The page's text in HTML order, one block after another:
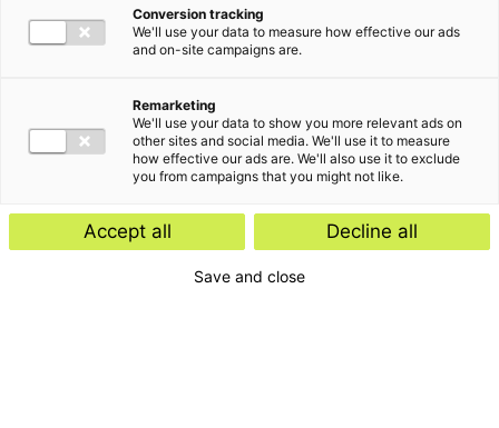
Conversion tracking
We'll use your data to measure how effective our ads
and on-site campaigns are.
Remarketing
We'll use your data to show you more relevant ads on
other sites and social media. We'll use it to measure
how effective our ads are. We'll also use it to exclude
you from campaigns that you might not like.
Accept all Decline all
Save and close